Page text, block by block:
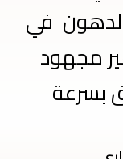
في
مجهود
بسرعة